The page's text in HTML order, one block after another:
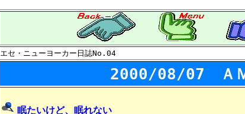
エセ・ニューヨーカー日誌No.04
2000/08/07 Ａ
眠たいけど、眠れない